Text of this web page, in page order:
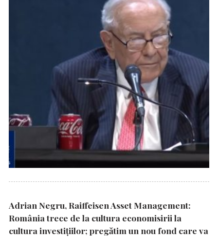
Adrian Negru, Raiffeisen Asset Management:
România trece de la cultura economisirii la
cultura investițiilor; pregătim un nou fond care va